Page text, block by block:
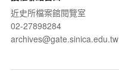
近史所檔案館閱覽室
02-27898284
archives@gate.sinica.edu.tw